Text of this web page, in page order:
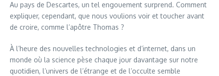
Au pays de Descartes, un tel engouement surprend. Comment
expliquer, cependant, que nous voulions voir et toucher avant
de croire, comme l’apôtre Thomas ?
À l’heure des nouvelles technologies et d’internet, dans un
monde où la science pèse chaque jour davantage sur notre
quotidien, l’univers de l’étrange et de l’occulte semble